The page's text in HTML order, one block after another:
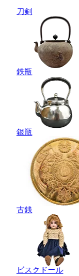
刀剣
鉄瓶
銀瓶
古銭
ビスクドール